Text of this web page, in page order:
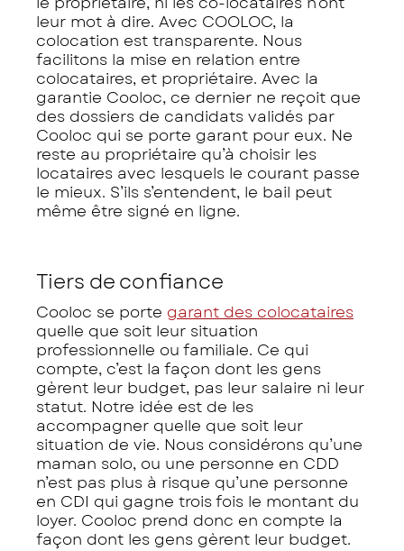
leur mot à dire. Avec COOLOC, la
colocation est transparente. Nous
facilitons la mise en relation entre
colocataires, et propriétaire. Avec la
garantie Cooloc, ce dernier ne reçoit que
des dossiers de candidats validés par
Cooloc qui se porte garant pour eux. Ne
reste au propriétaire qu’à choisir les
locataires avec lesquels le courant passe
le mieux. S’ils s’entendent, le bail peut
même être signé en ligne.
Tiers de confiance
Cooloc se porte garant des colocataires
quelle que soit leur situation
professionnelle ou familiale. Ce qui
compte, c’est la façon dont les gens
gèrent leur budget, pas leur salaire ni leur
statut. Notre idée est de les
accompagner quelle que soit leur
situation de vie. Nous considérons qu’une
maman solo, ou une personne en CDD
n’est pas plus à risque qu’une personne
en CDI qui gagne trois fois le montant du
loyer. Cooloc prend donc en compte la
façon dont les gens gèrent leur budget.